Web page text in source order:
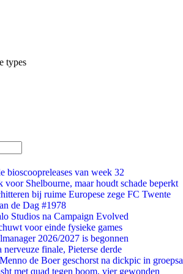
types
bioscoopreleases van week 32
voor Shelbourne, maar houdt schade beperkt
bij ruime Europese zege FC Twente
de Dag #1978
Studios na Campaign Evolved
voor einde fysieke games
2026/2027 is begonnen
finale, Pieterse derde
de Boer geschorst na dickpic in
met quad tegen boom, vier gewonden